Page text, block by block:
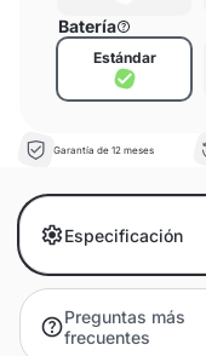
Batería
Estándar
Garantía de 12 meses
Especificación
Preguntas más
frecuentes